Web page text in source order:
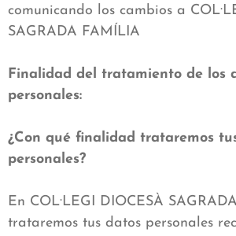
comunicando los cambios a
SAGRADA FAMÍLIA
Finalidad del tratamiento de los
personales:
¿Con qué finalidad trataremos
personales?
En COL·LEGI DIOCESÀ
trataremos tus datos personales